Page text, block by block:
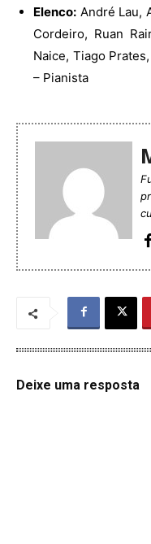
Elenco: André Lau,
Cordeiro, Ruan
Naice, Tiago
– Pianista
Deixe uma resposta